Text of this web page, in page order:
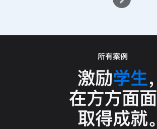
所有案例
激励学生，
在方方面面
取得成就。